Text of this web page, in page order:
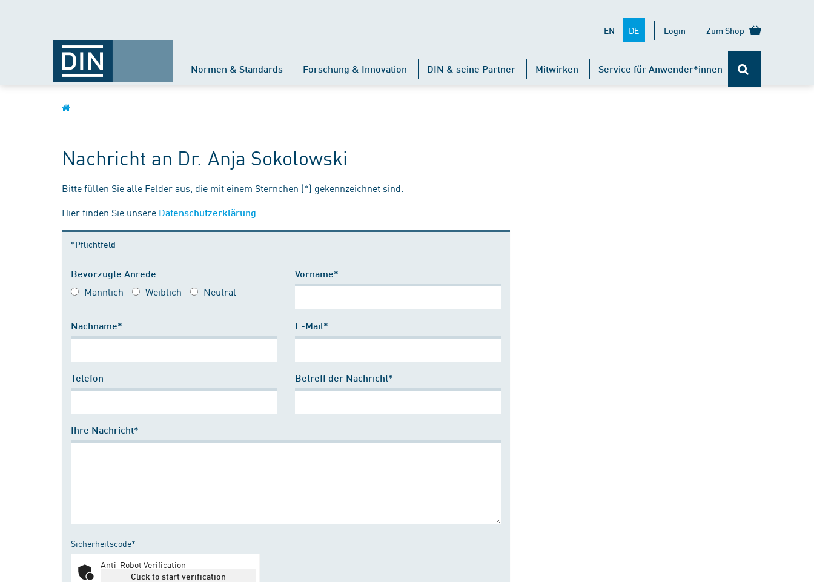
EN DE Login Zum Shop
Normen & Standards Forschung & Innovation DIN & seine Partner Mitwirken Service für Anwender*innen
Nachricht an Dr. Anja Sokolowski
Bitte füllen Sie alle Felder aus, die mit einem Sternchen (*) gekennzeichnet sind.
Hier finden Sie unsere Datenschutzerklärung
*Pflichtfeld
Bevorzugte Anrede
Männlich Weiblich Neutral
Vorname*
Nachname* E-Mail*
Telefon Betreff der Nachricht*
Ihre Nachricht*
Sicherheitscode*
Anti-Robot Verification
Click to start verification